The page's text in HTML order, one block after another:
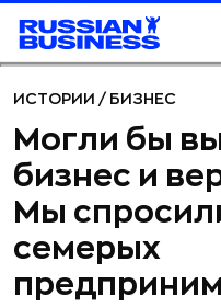
ИСТОРИИ / БИЗНЕС
Могли бы
бизнес и
Мы
семерых